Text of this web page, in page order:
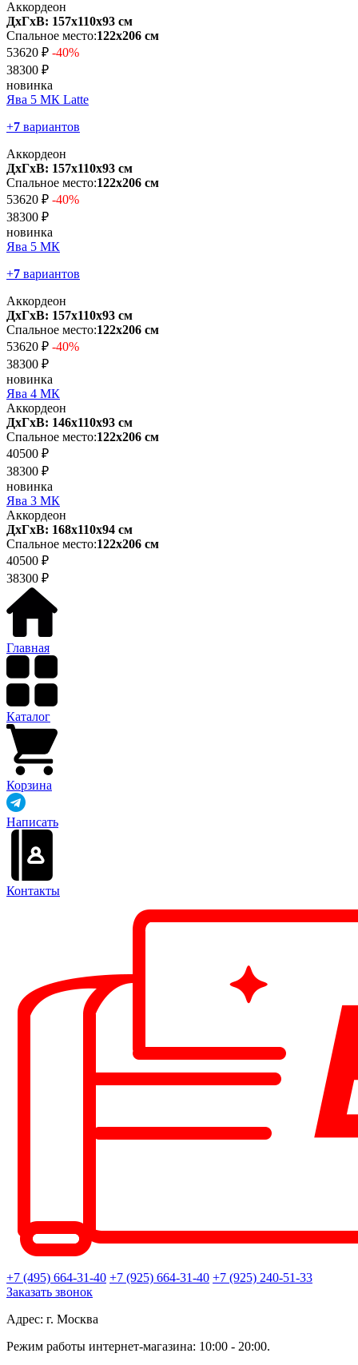
Аккордеон
ДхГхВ: 157х110x93 см
Спальное место:122х206 см
53620 ₽ -40%
38300 ₽
новинка
Ява 5 МК Latte
+7 вариантов
Аккордеон
ДхГхВ: 157х110x93 см
Спальное место:122х206 см
53620 ₽ -40%
38300 ₽
новинка
Ява 5 МК
+7 вариантов
Аккордеон
ДхГхВ: 157х110x93 см
Спальное место:122х206 см
53620 ₽ -40%
38300 ₽
новинка
Ява 4 МК
Аккордеон
ДхГхВ: 146х110x93 см
Спальное место:122х206 см
40500 ₽
38300 ₽
новинка
Ява 3 МК
Аккордеон
ДхГхВ: 168х110x94 см
Спальное место:122х206 см
40500 ₽
38300 ₽
Главная
Каталог
Корзина
Написать
Контакты
+7 (495) 664-31-40 +7 (925) 664-31-40 +7 (925) 240-51-33
Заказать звонок
Адрес: г. Москва
Режим работы интернет-магазина: 10:00 - 20:00.